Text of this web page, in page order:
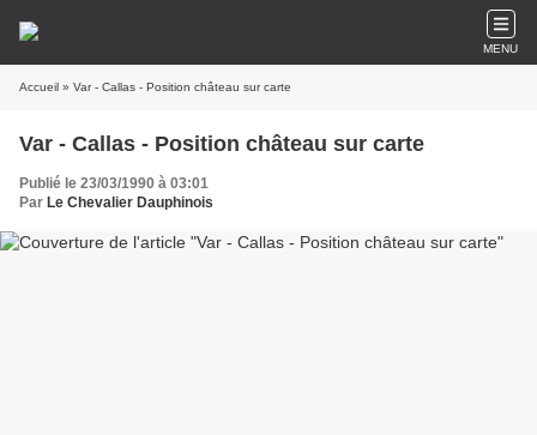
MENU
Accueil » Var - Callas - Position château sur carte
Var - Callas - Position château sur carte
Publié le 23/03/1990 à 03:01
Par Le Chevalier Dauphinois